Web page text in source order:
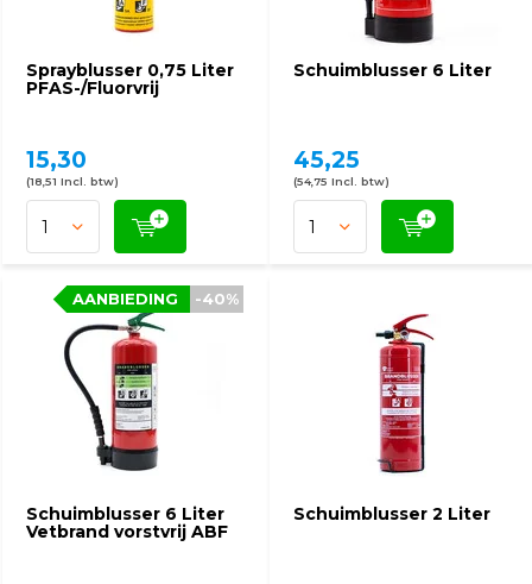
Sprayblusser 0,75 Liter
PFAS-/Fluorvrij
15,30
(18,51 Incl. btw)
Schuimblusser 6 Liter
45,25
(54,75 Incl. btw)
Schuimblusser 6 Liter
Vetbrand vorstvrij ABF
-40%
AANBIEDING
Schuimblusser 2 Liter